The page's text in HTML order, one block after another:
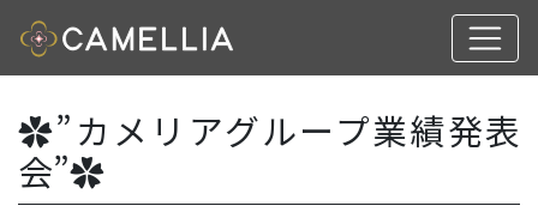
✿”カメリアグループ業績発表
会”✿